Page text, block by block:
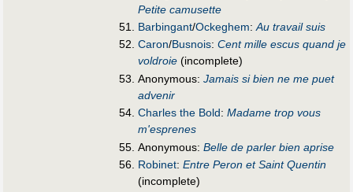
Petite camusette
Barbingant/Ockeghem:Au travail suis
Caron/Busnois:Cent mille escus quand je
voldroie (incomplete)
Anonymous:Jamais si bien ne me puet
advenir
Charles the Bold:Madame trop vous
m'esprenes
Anonymous:Belle de parler bien aprise
Robinet:Entre Peron et Saint Quentin
(incomplete)